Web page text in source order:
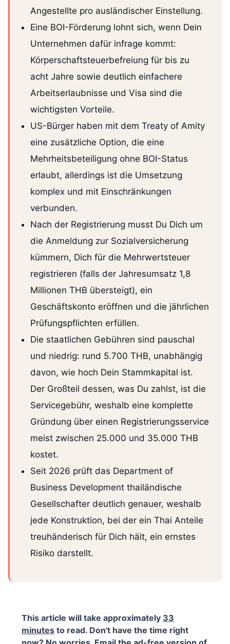
Angestellte pro ausländischer Einstellung.
Eine BOI-Förderung lohnt sich, wenn Dein
Unternehmen dafür infrage kommt:
Körperschaftsteuerbefreiung für bis zu
acht Jahre sowie deutlich einfachere
Arbeitserlaubnisse und Visa sind die
wichtigsten Vorteile.
US-Bürger haben mit dem Treaty of Amity
eine zusätzliche Option, die eine
Mehrheitsbeteiligung ohne BOI-Status
erlaubt, allerdings ist die Umsetzung
komplex und mit Einschränkungen
verbunden.
Nach der Registrierung musst Du Dich um
die Anmeldung zur Sozialversicherung
kümmern, Dich für die Mehrwertsteuer
registrieren (falls der Jahresumsatz 1,8
Millionen THB übersteigt), ein
Geschäftskonto eröffnen und die jährlichen
Prüfungspflichten erfüllen.
Die staatlichen Gebühren sind pauschal
und niedrig: rund 5.700 THB, unabhängig
davon, wie hoch Dein Stammkapital ist.
Der Großteil dessen, was Du zahlst, ist die
Servicegebühr, weshalb eine komplette
Gründung über einen Registrierungsservice
meist zwischen 25.000 und 35.000 THB
kostet.
Seit 2026 prüft das Department of
Business Development thailändische
Gesellschafter deutlich genauer, weshalb
jede Konstruktion, bei der ein Thai Anteile
treuhänderisch für Dich hält, ein ernstes
Risiko darstellt.
This article will take approximately 33
minutes to read. Don't have the time right